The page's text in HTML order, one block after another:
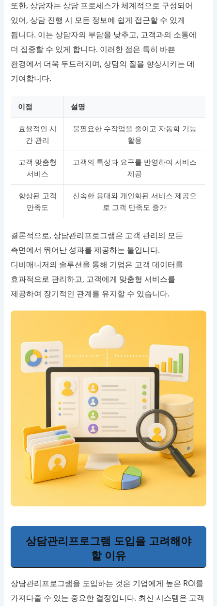
또한, 상담자는 상담 프로세스가 체계적으로 구성되어
있어, 상담 진행 시 모든 정보에 쉽게 접근할 수 있게
됩니다. 이는 상담자의 부담을 낮추고, 고객과의 소통에
더 집중할 수 있게 합니다. 이러한 점은 특히 바쁜
환경에서 더욱 두드러지며, 상담의 질을 향상시키는 데
기여합니다.
이점 설명
효율적인 시
간 관리
불필요한 수작업을 줄이고 자동화 기능
활용
고객 맞춤형
서비스
고객의 특성과 요구를 반영하여 서비스
제공
향상된 고객
만족도
신속한 응대와 개인화된 서비스 제공으
로 고객 만족도 증가
결론적으로, 상담관리프로그램은 고객 관리의 모든
측면에서 뛰어난 성과를 제공하는 툴입니다.
디비매니저의 솔루션을 통해 기업은 고객 데이터를
효과적으로 관리하고, 고객에게 맞춤형 서비스를
제공하여 장기적인 관계를 유지할 수 있습니다.
상담관리프로그램 도입을 고려해야
할 이유
상담관리프로그램을 도입하는 것은 기업에게 높은 ROI를
가져다줄 수 있는 중요한 결정입니다. 최신 시스템은 고객